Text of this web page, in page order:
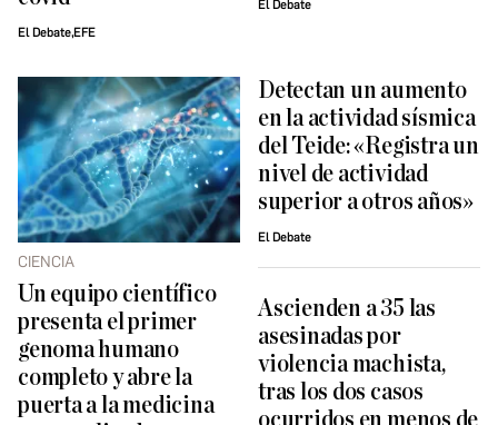
El Debate,EFE
El Debate
CIENCIA
Un equipo científico
presenta el primer
genoma humano
completo y abre la
puerta a la medicina
Detectan un aumento
en la actividad sísmica
del Teide: «Registra un
nivel de actividad
superior a otros años»
El Debate
Ascienden a 35 las
asesinadas por
violencia machista,
tras los dos casos
ocurridos en menos de